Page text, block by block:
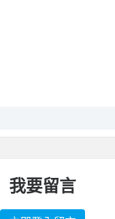
我要留言